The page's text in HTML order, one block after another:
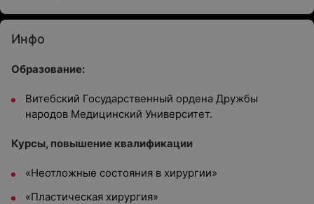
Инфо
Образование:
Витебский Государственный ордена Дружбы
народов Медицинский Университет.
Курсы, повышение квалификации
«Неотложные состояния в хирургии»
«Пластическая хирургия»